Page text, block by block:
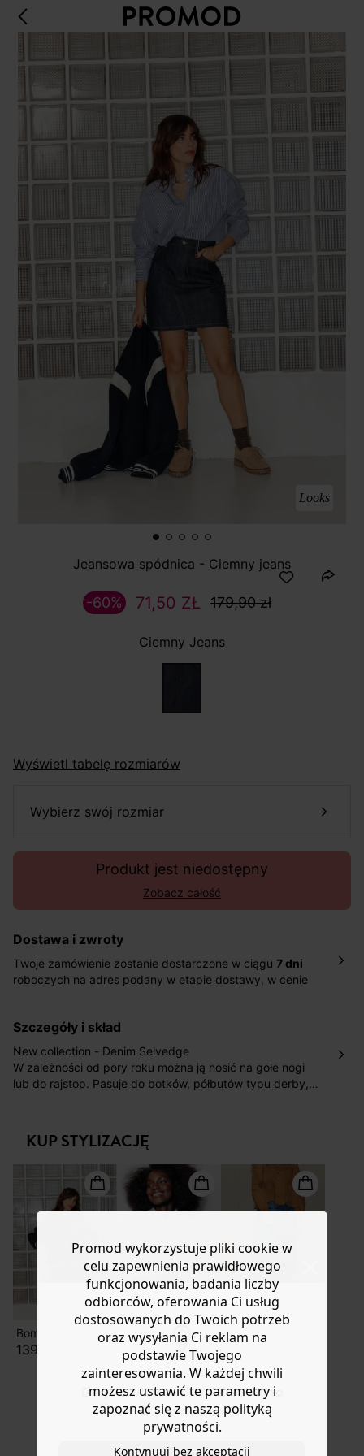
Do you want to be redirected to
www.promod.com ?
Looks
Jeansowa spódnica - Ciemny jeans
71,50 ZŁ 179,90 zł
-60%
Ciemny Jeans
Wyświetl tabelę rozmiarów
wybierz swój rozmiar
Produkt jest niedostępny
Zobacz całość
Dostawa i zwroty
Twoje zamówienie zostanie dostarczone w ciągu 7 dni
roboczych na adres podany w etapie dostawy, w cenie
pośrednictwem DHL Express.
Nowość: Zamówienia dostarczamy w ciągu 4-6 dni
roboczych do wybranego przez Ciebie paczkomatu , a
koszt przesyłki wynosi 9,40 zł.
Pomoc
szczegóły i skład
New collection - Denim Selvedge
W zależności od pory roku można ją nosić na gołe nogi
lub do rajstop. Pasuje do botków, półbutów typu derby,
guzik i zamek. 5 kieszeni.
KUP STYLIZACJĘ
Bomberka
139,90 zł
Koszula
119,90 zł
199,50 ZŁ
399,90 zł
-50%
Promod wykorzystuje pliki cookie w
celu zapewnienia prawidłowego
funkcjonowania, badania liczby
odbiorców, oferowania Ci usług
dostosowanych do Twoich potrzeb
oraz wysyłania Ci reklam na
podstawie Twojego
zainteresowania. W każdej chwili
możesz ustawić te parametry i
zapoznać się z naszą polityką
prywatności.
Kontynuuj bez akceptacji